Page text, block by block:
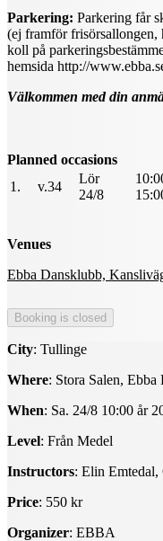
Parkering: Parkering får
(ej framför frisörsallongen,
koll på
hemsida http://
Välkommen med din
Planned occasions
1.
v.34
Lör
24/8
Venues
Ebba Dansklubb,
City: Tullinge
Where: Stora Salen, Ebba
When: Sa. 24/8 10:00 år
Level: Från Medel
Instructors: Elin Emtedal,
Price: 550 kr
Organizer: EBBA